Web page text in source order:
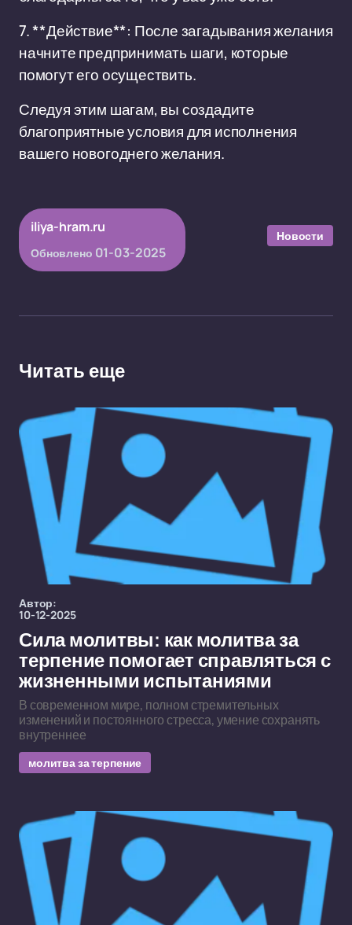
7. **Действие**: После загадывания желания
начните предпринимать шаги, которые
помогут его осуществить.
Следуя этим шагам, вы создадите
благоприятные условия для исполнения
вашего новогоднего желания.
iliya-hram.ru
Обновлено 01-03-2025
Новости
Читать еще
Автор:
10-12-2025
Сила молитвы: как молитва за
терпение помогает справляться с
жизненными испытаниями
В современном мире, полном стремительных
изменений и постоянного стресса, умение сохранять
внутреннее
молитва за терпение